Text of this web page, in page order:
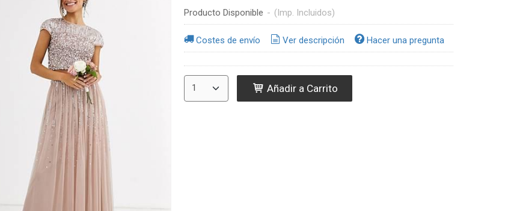
Producto Disponible - (Imp. Incluidos)
Costes de envío Ver descripción Hacer una pregunta
Añadir a Carrito